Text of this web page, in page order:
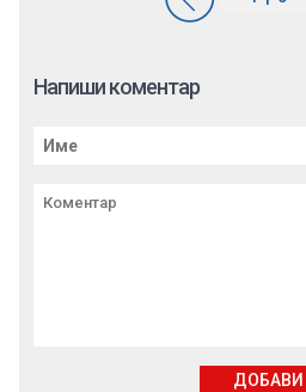
Напиши коментар
ДОБАВИ